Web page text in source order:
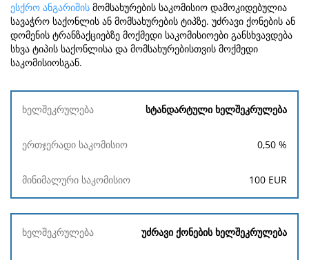
ესქრო ანგარიშის მომსახურების საკომისიო დამოკიდებულია
სავაჭრო საქონლის ან მომსახურების ტიპზე. უძრავი ქონების ან
დომენის ტრანზაქციებზე მოქმედი საკომისიოები განსხვავდება
სხვა ტიპის საქონლისა და მომსახურებისთვის მოქმედი
საკომისიოსგან.
ხელშეკრულება
ერთჯერადი
მინიმალური
სტანდარტული ხელშეკრულება
0,50 %
100 EUR
უძრავი ქონების ხელშეკრულება